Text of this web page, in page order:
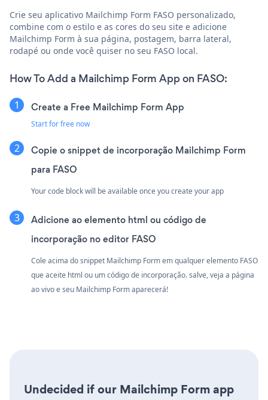
Crie seu aplicativo Mailchimp Form FASO personalizado,
combine com o estilo e as cores do seu site e adicione
Mailchimp Form à sua página, postagem, barra lateral,
rodapé ou onde você quiser no seu FASO local.
How To Add a Mailchimp Form App on FASO:
Create a Free Mailchimp Form App
Start for free now
Copie o snippet de incorporação Mailchimp Form
para FASO
Your code block will be available once you create your app
Adicione ao elemento html ou código de
incorporação no editor FASO
Cole acima do snippet Mailchimp Form em qualquer elemento FASO
que aceite html ou um código de incorporação. salve, veja a página
ao vivo e seu Mailchimp Form aparecerá!
Undecided if our Mailchimp Form app